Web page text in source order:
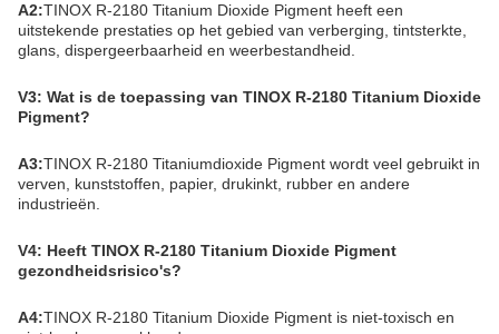
A2:TINOX R-2180 Titanium Dioxide Pigment heeft een
uitstekende prestaties op het gebied van verberging, tintsterkte,
glans, dispergeerbaarheid en weerbestandheid.
V3: Wat is de toepassing van TINOX R-2180 Titanium Dioxide
Pigment?
A3:TINOX R-2180 Titaniumdioxide Pigment wordt veel gebruikt in
verven, kunststoffen, papier, drukinkt, rubber en andere
industrieën.
V4: Heeft TINOX R-2180 Titanium Dioxide Pigment
gezondheidsrisico's?
A4:TINOX R-2180 Titanium Dioxide Pigment is niet-toxisch en